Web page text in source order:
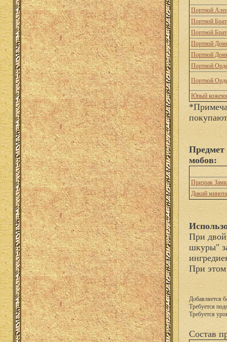
Портной
Портной
Портной
Портной
Портной
Портной
Портной
Юный
мобов:
Призрак
Дикий
При
шкуры"
При этом
Добавляется
Требуется
Требуется
Состав